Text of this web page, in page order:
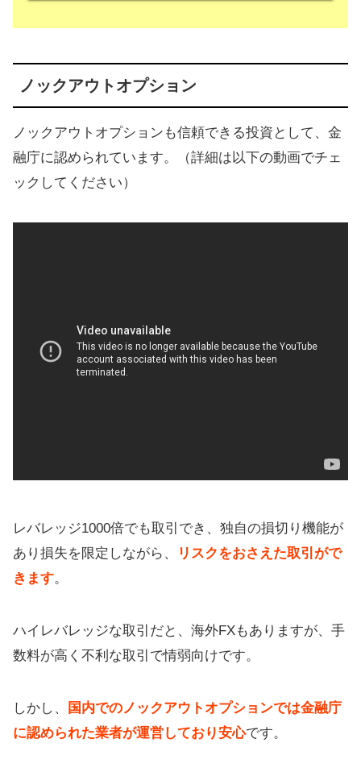
ノックアウトオプション
ノックアウトオプションも信頼できる投資として、金
融庁に認められています。（詳細は以下の動画でチェ
ックしてください）
レバレッジ1000倍でも取引でき、独自の損切り機能が
あり損失を限定しながら、
リスクをおさえた取引がで
きます。
ハイレバレッジな取引だと、海外FXもありますが、手
数料が高く不利な取引で情弱向けです。
しかし、
国内でのノックアウトオプションでは金融庁
に認められた業者が運営しており安心です。